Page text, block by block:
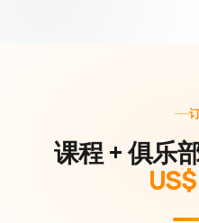
课程 + 俱乐